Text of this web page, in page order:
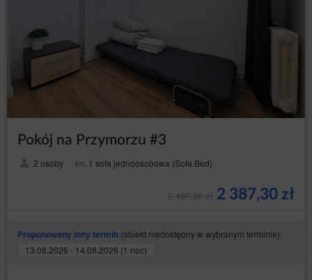
Pokój na Przymorzu #3
2 osoby 1 sofa jednoosobowa (Sofa Bed)
2 497,00 zł 2 387,30 zł
Proponowany inny termin (obiekt niedostępny w wybranym terminie):
13.08.2026 - 14.08.2026 (1 noc)